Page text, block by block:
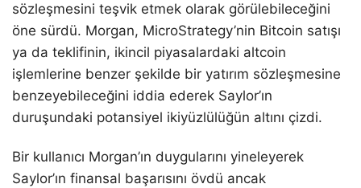
sözleşmesini teşvik etmek olarak görülebileceğini
öne sürdü. Morgan, MicroStrategy’nin Bitcoin satışı
ya da teklifinin, ikincil piyasalardaki altcoin
işlemlerine benzer şekilde bir yatırım sözleşmesine
benzeyebileceğini iddia ederek Saylor’ın
duruşundaki potansiyel ikiyüzlülüğün altını çizdi.
Bir kullanıcı Morgan’ın duygularını yineleyerek
Saylor’ın finansal başarısını övdü ancak